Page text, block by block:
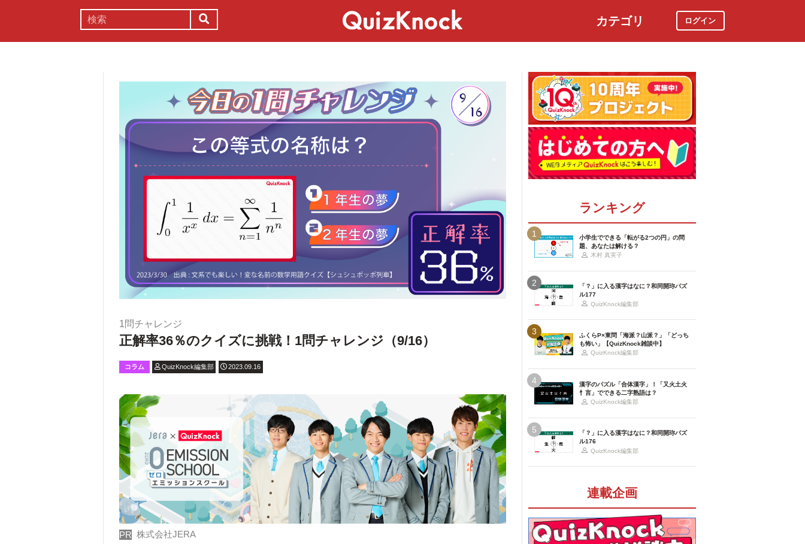
カテゴリ ログイン
1問チャレンジ
正解率36％のクイズに挑戦！1問チャレンジ（9/16）
コラム QuizKnock編集部 2023.09.16
PR 株式会社JERA
ランキング
1
小学生でできる「転がる2つの円」の問
題、あなたは解ける？
木村 真実子
2
「？」に入る漢字はなに？和同開珎パズ
ル177
QuizKnock編集部
3
ふくらP×東問「海派？山派？」「どっち
も怖い」【QuizKnock雑談中】
QuizKnock編集部
4
漢字のパズル「合体漢字」！「又火土火
忄言」でできる二字熟語は？
QuizKnock編集部
5
「？」に入る漢字はなに？和同開珎パズ
ル176
QuizKnock編集部
連載企画